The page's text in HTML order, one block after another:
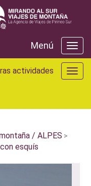
Menú
Menú
Mira
actividades
/ ALPES >
esquís